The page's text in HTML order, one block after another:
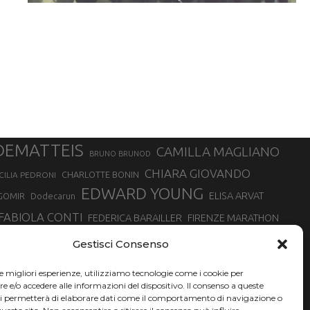
Gestisci Consenso
migliori esperienze, utilizziamo tecnologie come i cookie per
e/o accedere alle informazioni del dispositivo. Il consenso a queste
permetterà di elaborare dati come il comportamento di navigazione o
BRUNO BRUNOD CAMILLA MAGLIANO
PEDRONI CHARLOTTE BONIN CHIARA GIOVANDO
Dodecarun EDWARD YOUNG ELISA ARVAT
FABIOLA CONTI FEDERICA BARAILLER FIRENZE MARATHON
GIOVANNA EPIS GIULIANO CAVALLO
DI TORINO MARATONINA MARCELLA BELLETTI MARCO OLMO
MONVISO VERTICAL RACE NADIA BATTOCLETTI